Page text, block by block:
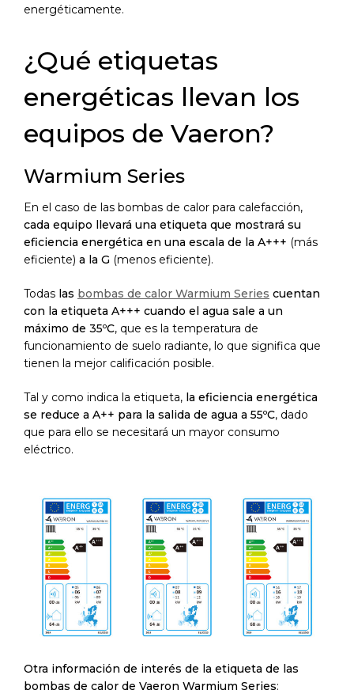
energéticamente.
¿Qué etiquetas
energéticas llevan los
equipos de Vaeron?
Warmium Series
En el caso de las bombas de calor para calefacción,
cada equipo llevará una etiqueta que mostrará su
eficiencia energética en una escala de la A+++ (más
eficiente) a la G (menos eficiente).
Todas las bombas de calor Warmium Series cuentan
con la etiqueta A+++ cuando el agua sale a un
máximo de 35ºC, que es la temperatura de
funcionamiento de suelo radiante, lo que significa que
tienen la mejor calificación posible.
Tal y como indica la etiqueta, la eficiencia energética
se reduce a A++ para la salida de agua a 55ºC, dado
que para ello se necesitará un mayor consumo
eléctrico.
Otra información de interés de la etiqueta de las
bombas de calor de Vaeron Warmium Series: